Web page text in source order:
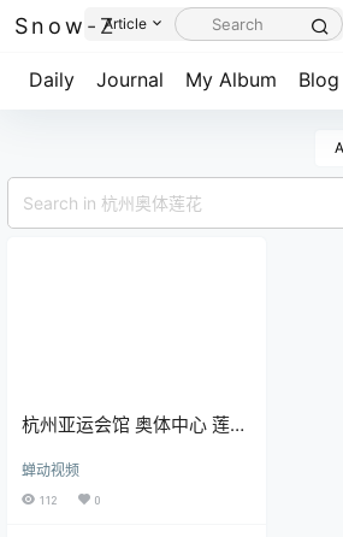
Snow-Z
Daily Journal My Album Blog
Article
杭州亚运会馆 奥体中心 莲花
蝉动视频
112 0